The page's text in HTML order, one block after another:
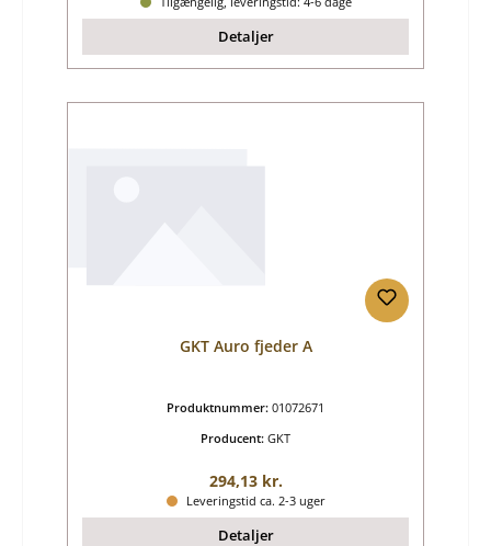
Detaljer
GKT Auro fjeder A
Produktnummer: 01072671
Producent: GKT
Almindelig pris:
294,13 kr.
Leveringstid ca. 2-3 uger
Detaljer